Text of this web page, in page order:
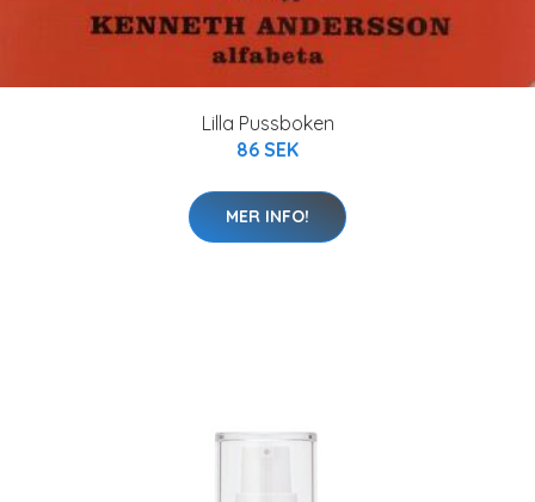
Lilla Pussboken
86 SEK
MER INFO!